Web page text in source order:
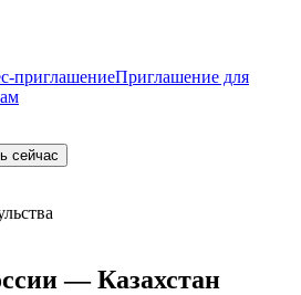
приглашениеПриглашение для
сейчас
— Казахстан